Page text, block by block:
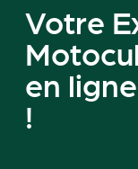
Votre
en
!